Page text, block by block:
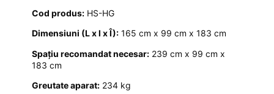
Cod produs:HS-HG
Dimensiuni (L x l x Î):165 cm x 99 cm x 183 cm
Spațiu recomandat necesar:239 cm x 99 cm x
183 cm
Greutate aparat:234 kg